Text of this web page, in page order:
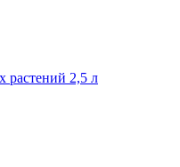
растений 2,5 л